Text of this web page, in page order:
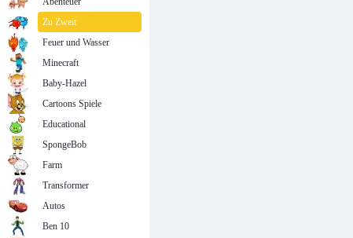
Zu Zweit
Feuer und Wasser
Minecraft
Baby-Hazel
Cartoons Spiele
Educational
SpongeBob
Farm
Transformer
Autos
Ben 10